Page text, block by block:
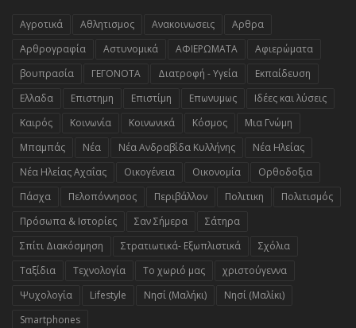
Αγροτικά Αθλητισμος Ανακοινωσεις
Αρθρα
Αρθρογραφία
Αστυνομικά ΑΦΙΕΡΩΜΑΤΑ
Αφιερώματα
βουπρασία
ΓΕΓΟΝΟΤΑ Διατροφή - Υγεία
Εκπαίδευση
Ελλαδα
Επιστημη Επιστίμη Επωνυμως
Ιδέες και λύσεις
Καιρός
Κοινωνία Κοινωνικά Κόσμος
Μια Γνώμη
Μπαμπάς
Νέα Νέα Ανδραβίδα Κυλλήνης
Νέα Ηλείας
Νέα Ηλείας Αχαΐας
Οικογένεια Οικονομία
Ορθοδοξια
Πάσχα
Πελοπόννησος Περιβάλλον Πολιτικη
Πολιτισμός
Πρόσωπα & Ιστορίες
Σαν Σήμερα
Σάτηρα
Σπίτι Διακόσμηση
Στρατιωτικά- Εξωπλιστικά
Σχόλια
Ταξίδια
Τεχνολογία Το χωριό μας
χριστούγεννα
Ψυχολογία
Lifestyle Nησί (Μαλήκι)
Nησί (Μαλίκι)
Smartphones